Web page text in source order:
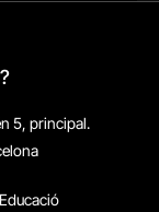
5, principal.